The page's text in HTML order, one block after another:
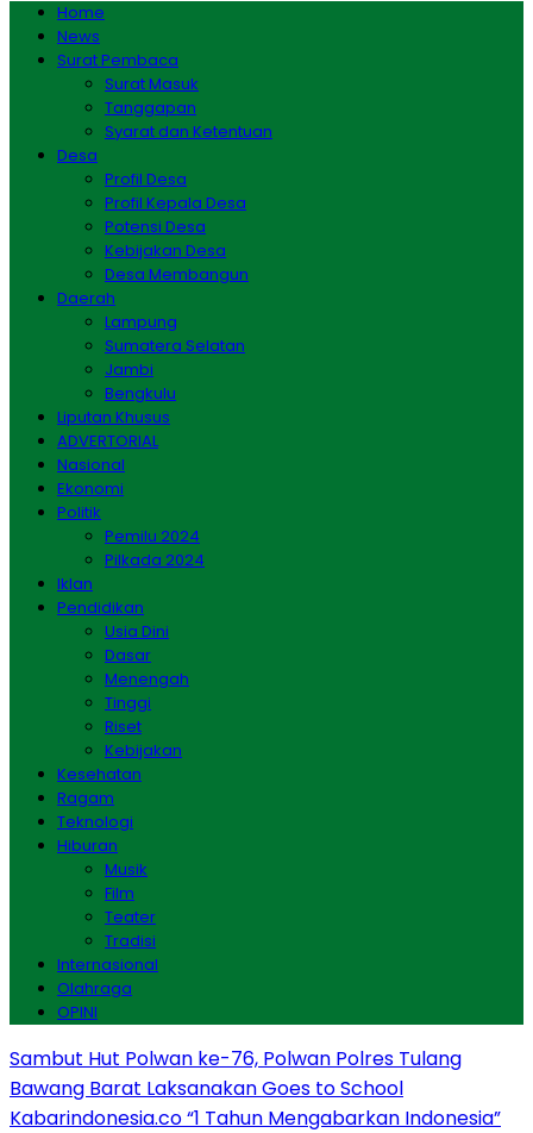
Home
News
Surat Pembaca
Surat Masuk
Tanggapan
Syarat dan Ketentuan
Desa
Profil Desa
Profil Kepala Desa
Potensi Desa
Kebijakan Desa
Desa Membangun
Daerah
Lampung
Sumatera Selatan
Jambi
Bengkulu
Liputan Khusus
ADVERTORIAL
Nasional
Ekonomi
Politik
Pemilu 2024
Pilkada 2024
Iklan
Pendidikan
Usia Dini
Dasar
Menengah
Tinggi
Riset
Kebijakan
Kesehatan
Ragam
Teknologi
Hiburan
Musik
Film
Teater
Tradisi
Internasional
Olahraga
OPINI
Sambut Hut Polwan ke-76, Polwan Polres Tulang
Bawang Barat Laksanakan Goes to School
Kabarindonesia.co “1 Tahun Mengabarkan Indonesia”